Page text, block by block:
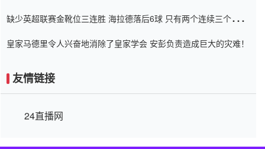
缺少英超联赛金靴位三连胜 海拉德落后6球 只有两个连续三个连续
皇家马德里令人兴奋地消除了皇家学会 安彭负责造成巨大的灾难！
友情链接
24直播网